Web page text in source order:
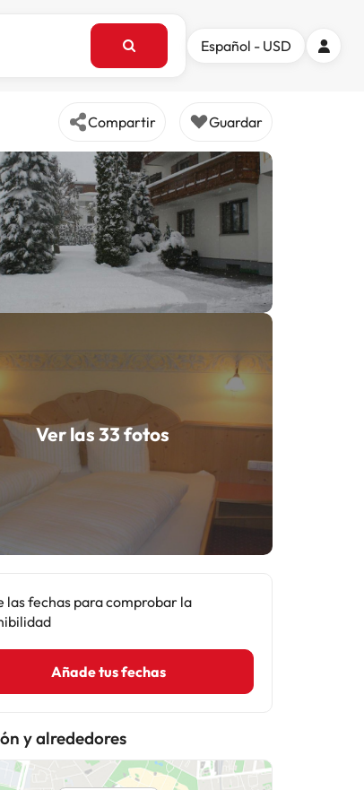
Español - USD
Compartir Guardar
Ver las 33 fotos
las fechas para comprobar la
Añade tus fechas
y alrededores